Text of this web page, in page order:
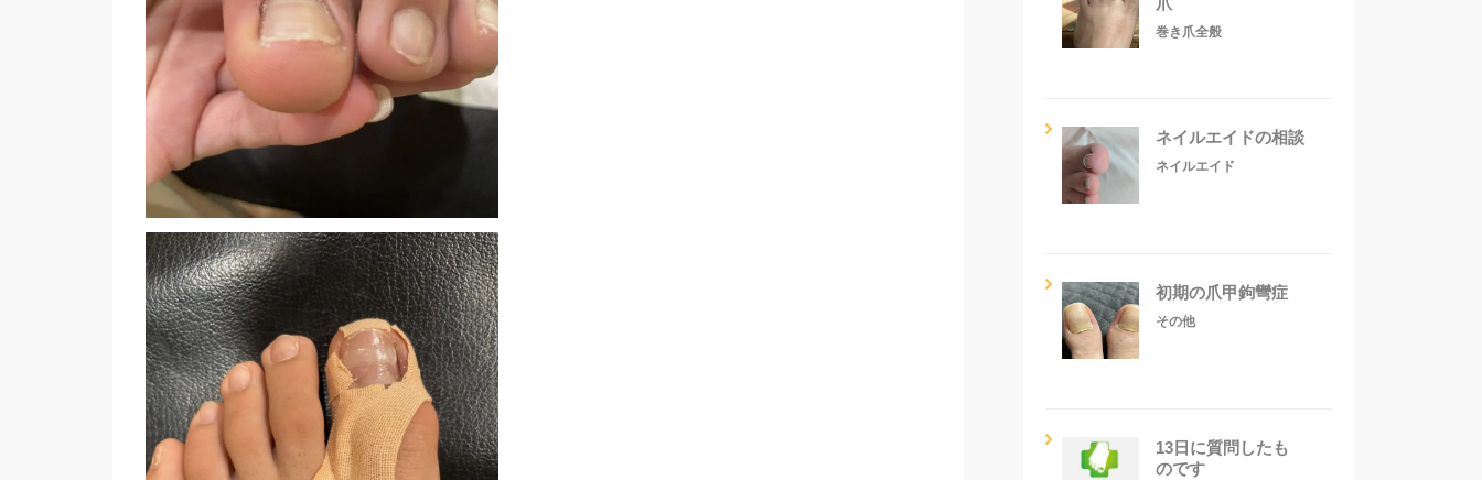
巻き爪全般
ネイルエイドの相談
ネイルエイド
初期の爪甲鉤彎症
その他
13日に質問したも
のです